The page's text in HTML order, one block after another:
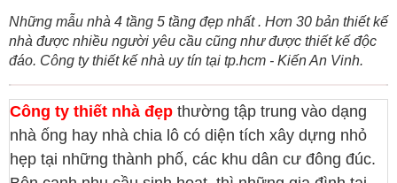
Những mẫu nhà 4 tầng 5 tầng đẹp nhất . Hơn 30 bản thiết kế
nhà được nhiều người yêu cầu cũng như được thiết kế độc
đáo. Công ty thiết kế nhà uy tín tại tp.hcm - Kiến An Vinh.
Công ty thiết nhà đẹp thường tập trung vào dạng
nhà ống hay nhà chia lô có diện tích xây dựng nhỏ
hẹp tại những thành phố, các khu dân cư đông đúc.